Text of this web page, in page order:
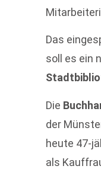
Das
soll es ein
Die
der
heute 47-
als